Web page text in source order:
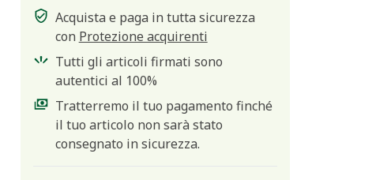
Acquista e paga in tutta sicurezza
con Protezione acquirenti
Tutti gli articoli firmati sono
autentici al 100%
Tratterremo il tuo pagamento finché
il tuo articolo non sarà stato
consegnato in sicurezza.